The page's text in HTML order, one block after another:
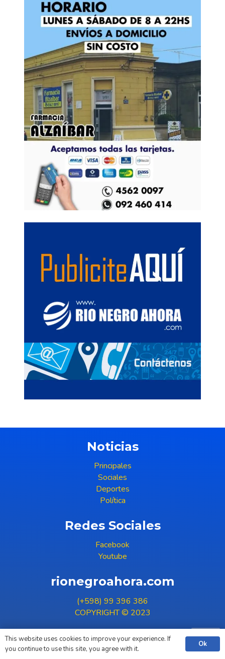
Noticias
Principales
Sociales
Deportes
Política
Redes Sociales
Facebook
Youtube
rionegroahora.com
(+598) 99 396 386
COPYRIGHT © 2023
This website uses cookies to improve your experience. If
you continue to use this site, you agree with it.
Ok